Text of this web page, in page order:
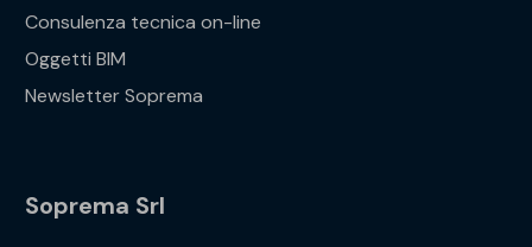
Consulenza tecnica on-line
Oggetti BIM
Newsletter Soprema
Soprema Srl